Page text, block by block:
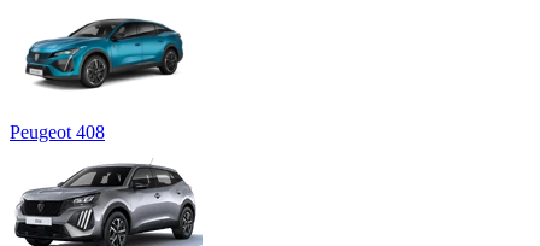
Peugeot 408